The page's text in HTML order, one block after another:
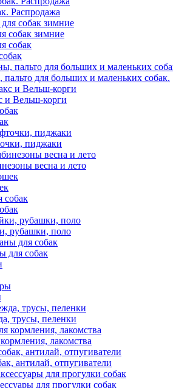
Распродажа
собак зимние
для больших и маленьких собак.
и Вельш-корги
пиджаки
весна и лето
рубашки, поло
для собак
трусы, пеленки
лакомства
антилай, отпугиватели
для прогулки собак